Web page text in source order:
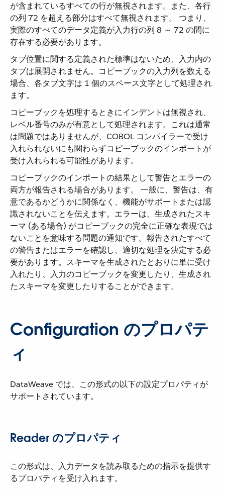
が含まれているすべての行が無視されます。また、各行
の列 72 を超える部分はすべて無視されます。 つまり、
実際のすべてのデータ定義が入力行の列 8 ～ 72 の間に
存在する必要があります。
タブ位置に関する定義された標準はないため、入力内の
タブは展開されません。コピーブックの入力列を数える
場合、各タブ文字は 1 個のスペース文字として処理され
ます。
コピーブックを処理するときにインデントは無視され、
レベル番号のみが有意として処理されます。これは通常
は問題ではありませんが、COBOL コンパイラーで受け
入れられないにも関わらずコピーブックのインポートが
受け入れられる可能性があります。
コピーブックのインポートの結果として警告とエラーの
両方が報告される場合があります。 一般に、警告は、有
意であるかどうかに関係なく、機能がサポートまたは認
識されないことを伝えます。エラーは、生成されたスキ
ーマ (ある場合) がコピーブックの完全に正確な表現では
ないことを意味する問題の通知です。報告されたすべて
の警告またはエラーを確認し、適切な処理を決定する必
要があります。スキーマを生成されたとおりに単に受け
入れたり、入力のコピーブックを変更したり、生成され
たスキーマを変更したりすることができます。
Configuration のプロパテ
ィ
DataWeave では、この形式の以下の設定プロパティが
サポートされています。
Reader のプロパティ
この形式は、入力データを読み取るための指示を提供す
るプロパティを受け入れます。